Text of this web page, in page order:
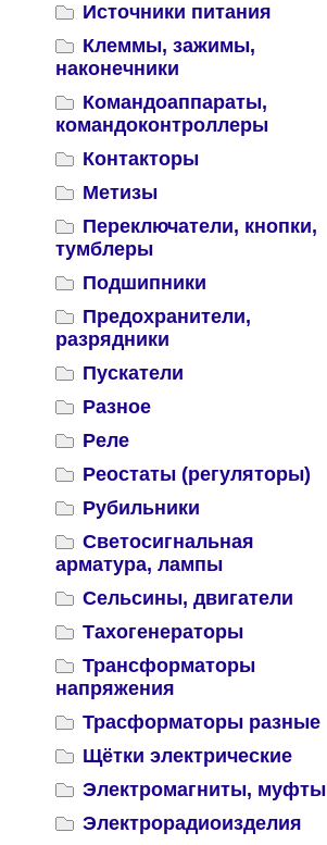
Источники питания
Клеммы, зажимы,
наконечники
Командоаппараты,
командоконтроллеры
Контакторы
Метизы
Переключатели, кнопки,
тумблеры
Подшипники
Предохранители,
разрядники
Пускатели
Разное
Реле
Реостаты (регуляторы)
Рубильники
Светосигнальная
арматура, лампы
Сельсины, двигатели
Тахогенераторы
Трансформаторы
напряжения
Трасформаторы разные
Щётки электрические
Электромагниты, муфты
Электрорадиоизделия